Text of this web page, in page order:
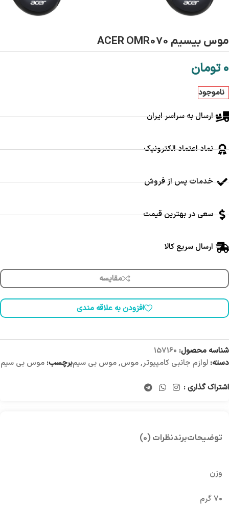
موس بیسیم ACER OMR070
0 تومان
ناموجود
ارسال به سراسر ایران
نماد اعتماد الکترونیک
خدمات پس از فروش
سعی در بهترین قیمت
ارسال سریع کالا
مقایسه
افزودن به علاقه مندی
شناسه محصول: 157160
دسته: لوازم جانبی کامپیوتر,موس,موس بی سیمبرچسب: موس بی سیم
اشتراک گذاری :
توضیحاتبرندنظرات (0)
وزن
۷۰ گرم